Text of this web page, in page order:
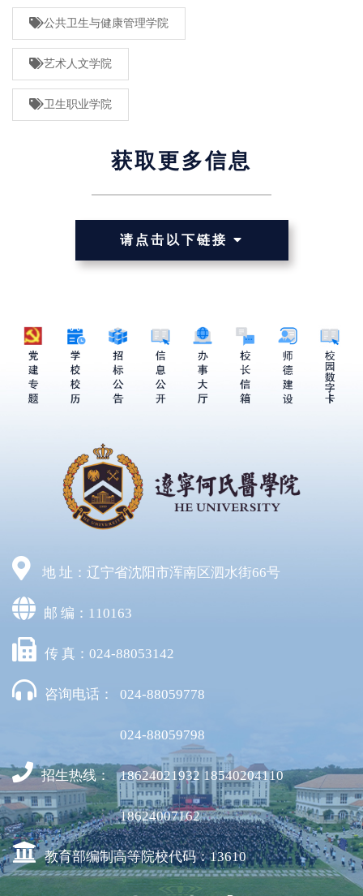
公共卫生与健康管理学院
艺术人文学院
卫生职业学院
获取更多信息
请点击以下链接
地 址：辽宁省沈阳市浑南区泗水街66号
邮 编：110163
传 真：024-88053142
咨询电话： 024-88059778
024-88059798
招生热线： 18624021932 18540204110
18624007162
教育部编制高等院校代码：13610